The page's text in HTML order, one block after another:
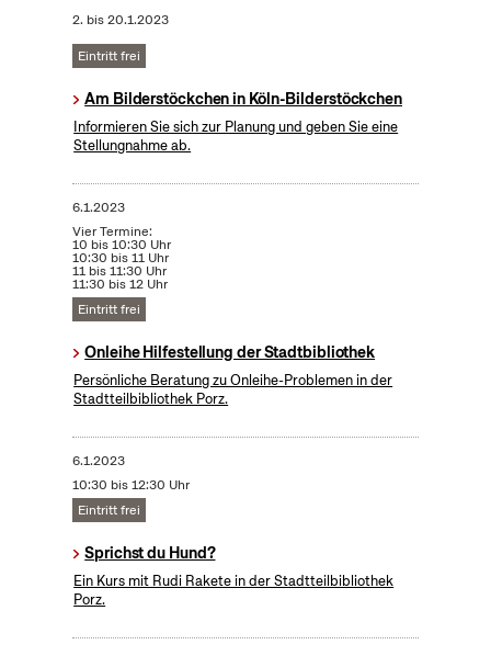
2. bis20.1.2023
Eintritt frei
Am Bilderstöckchen in Köln-Bilderstöckchen
Informieren Sie sich zur Planung und geben Sie eine
Stellungnahme ab.
6.1.2023
Vier Termine:
10 bis 10:30 Uhr
10:30 bis 11 Uhr
11 bis 11:30 Uhr
11:30 bis 12 Uhr
Eintritt frei
Onleihe Hilfestellung der Stadtbibliothek
Persönliche Beratung zu Onleihe-Problemen in der
Stadtteilbibliothek Porz.
6.1.2023
10:30 bis 12:30 Uhr
Eintritt frei
Sprichst du Hund?
Ein Kurs mit Rudi Rakete in der Stadtteilbibliothek
Porz.